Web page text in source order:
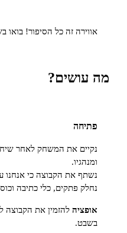
זה כל הסיפור! בואו בשמחה,
את המשחק לאחר שיחה קצרה על
את הקבוצה כי אנחנו עומדים
פתקים, כלי כתיבה וכוסות.
להזמין את הקבוצה לקשט את